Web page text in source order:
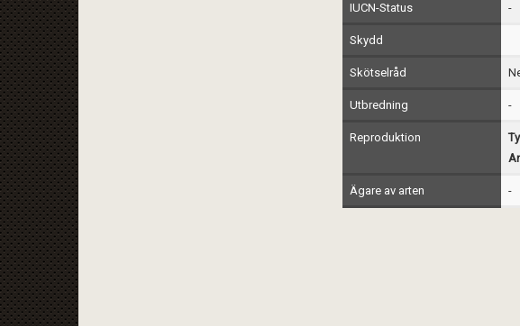
IUCN-Status -
Skydd
Skötselråd
Utbredning -
Reproduktion
Ägare av arten -